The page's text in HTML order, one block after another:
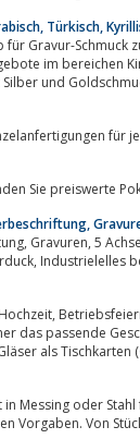
Türkisch,
für Gravur-
für
Sie preiswerte
,
Digitaldruck, Tampondruck,
Festlichkeiten
das passende
Stahl für sämtliche
Privat in höchster Qualität nach